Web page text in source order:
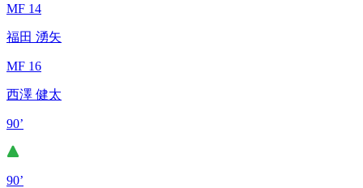
MF 14
福田 湧矢
MF 16
西澤 健太
90’
90’